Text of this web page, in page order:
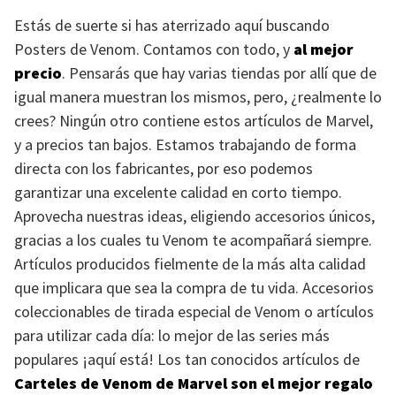
Estás de suerte si has aterrizado aquí buscando
Posters de Venom. Contamos con todo, y al mejor
precio. Pensarás que hay varias tiendas por allí que de
igual manera muestran los mismos, pero, ¿realmente lo
crees? Ningún otro contiene estos artículos de Marvel,
y a precios tan bajos. Estamos trabajando de forma
directa con los fabricantes, por eso podemos
garantizar una excelente calidad en corto tiempo.
Aprovecha nuestras ideas, eligiendo accesorios únicos,
gracias a los cuales tu Venom te acompañará siempre.
Artículos producidos fielmente de la más alta calidad
que implicara que sea la compra de tu vida. Accesorios
coleccionables de tirada especial de Venom o artículos
para utilizar cada día: lo mejor de las series más
populares ¡aquí está! Los tan conocidos artículos de
Carteles de Venom de Marvel son el mejor regalo